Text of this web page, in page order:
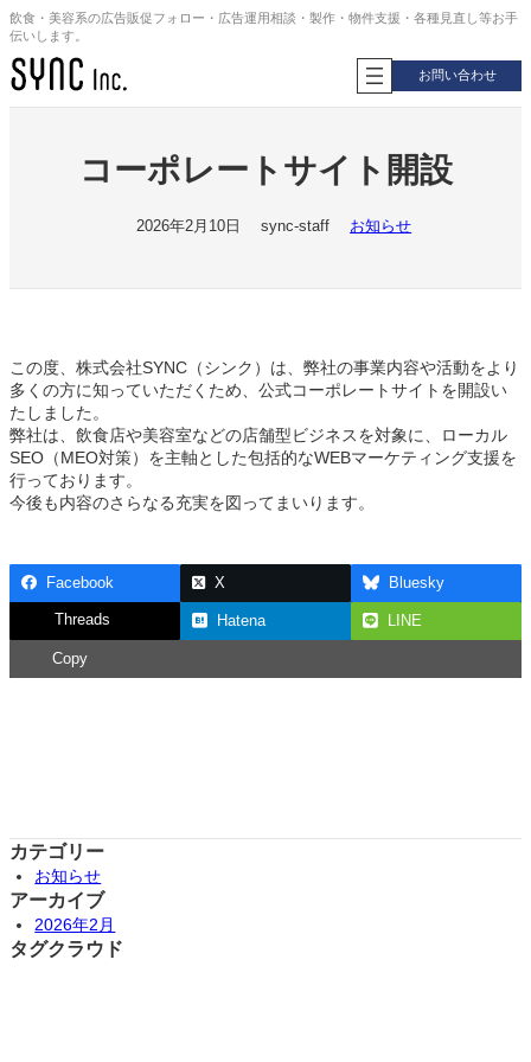
内
容
を
ス
キ
飲食・美容系の広告販促フォロー・広告運用相談・製作・物件支援・各種見直し等お手
伝いします。
お問い合わせ
コーポレートサイト開設
2026年2月10日 sync-staff お知らせ
この度、株式会社SYNC（シンク）は、弊社の事業内容や活動をより
多くの方に知っていただくため、公式コーポレートサイトを開設い
たしました。
弊社は、飲食店や美容室などの店舗型ビジネスを対象に、ローカル
SEO（MEO対策）を主軸とした包括的なWEBマーケティング支援を
行っております。
今後も内容のさらなる充実を図ってまいります。
Facebook X Bluesky
Threads Hatena LINE
Copy
カテゴリー
お知らせ
アーカイブ
2026年2月
タグクラウド